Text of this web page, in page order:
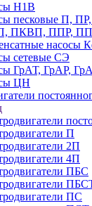
Н1В
песковые П,
ПКВП, ППР,
насосы
сетевые СЭ
ГрАТ, ГрАР,
ЦН
П
2П
4П
ПБС
ПС